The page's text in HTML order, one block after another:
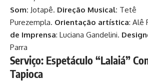
Som: Jotapê. Direção Musical: Tetê
Purezempla. Orientação artística: Alê
de Imprensa: Luciana Gandelini.
Parra
Serviço: Espetáculo “Lalaiá”
Tapioca